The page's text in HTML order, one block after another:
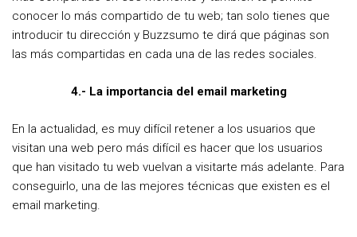
conocer lo más compartido de tu web; tan solo tienes que
introducir tu dirección y Buzzsumo te dirá que páginas son
las más compartidas en cada una de las redes sociales.
4.- La importancia del email marketing
En la actualidad, es muy difícil retener a los usuarios que
visitan una web pero más difícil es hacer que los usuarios
que han visitado tu web vuelvan a visitarte más adelante. Para
conseguirlo, una de las mejores técnicas que existen es el
email marketing.